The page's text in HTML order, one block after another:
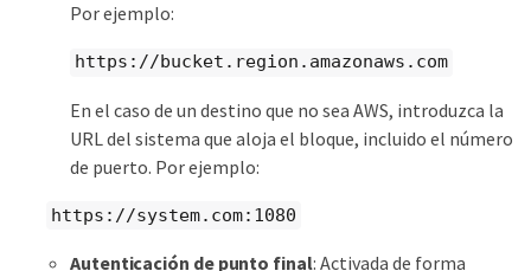
Por ejemplo:
https://bucket.region.amazonaws.com
En el caso de un destino que no sea AWS, introduzca la
URL del sistema que aloja el bloque, incluido el número
de puerto. Por ejemplo:
https://system.com:1080
Autenticación de punto final: Activada de forma